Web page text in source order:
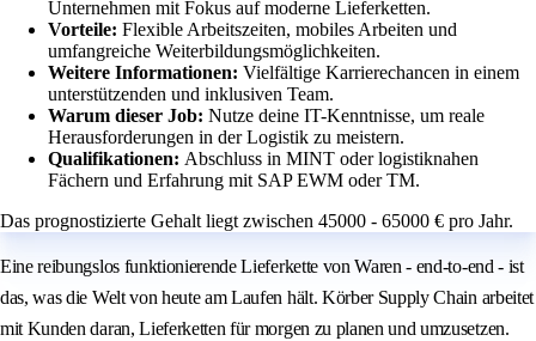
Unternehmen mit Fokus auf moderne Lieferketten.
Vorteile: Flexible Arbeitszeiten, mobiles Arbeiten und
umfangreiche Weiterbildungsmöglichkeiten.
Weitere Informationen: Vielfältige Karrierechancen in einem
unterstützenden und inklusiven Team.
Warum dieser Job: Nutze deine IT-Kenntnisse, um reale
Herausforderungen in der Logistik zu meistern.
Qualifikationen: Abschluss in MINT oder logistiknahen
Fächern und Erfahrung mit SAP EWM oder TM.
Das prognostizierte Gehalt liegt zwischen 45000 - 65000 € pro Jahr.
Eine reibungslos funktionierende Lieferkette von Waren - end-to-end - ist
das, was die Welt von heute am Laufen hält. Körber Supply Chain arbeitet
mit Kunden daran, Lieferketten für morgen zu planen und umzusetzen.